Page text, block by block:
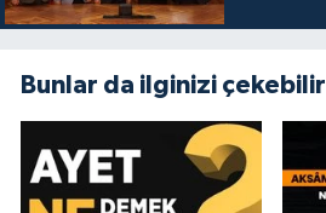
Bunlar da ilginizi çekebilir
Edirne Müftülüğü
Elazığ Müftülüğü
Erzincan Müftülüğü
Erzurum Müftülüğü